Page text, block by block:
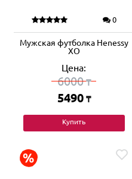
0
Мужская футболка Henessy
XO
Цена:
6000₸
5490 ₸
Купить